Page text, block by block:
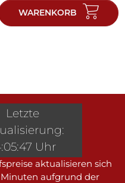
WARENKORB
aktualisieren sich
aufgrund der
Letzte
Uhr